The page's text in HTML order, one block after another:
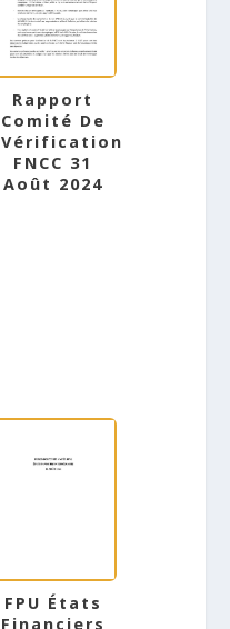
Rapport
Comité De
Vérification
FNCC 31
Août 2024
FPU États
Financiers